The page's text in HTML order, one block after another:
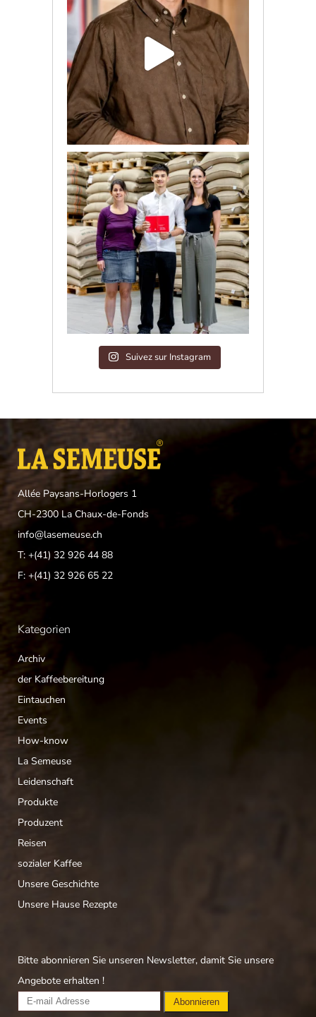
Suivez sur Instagram
Allée Paysans-Horlogers 1
CH-2300 La Chaux-de-Fonds
info@lasemeuse.ch
T: +(41) 32 926 44 88
F: +(41) 32 926 65 22
Kategorien
Archiv
der Kaffeebereitung
Eintauchen
Events
How-know
La Semeuse
Leidenschaft
Produkte
Produzent
Reisen
sozialer Kaffee
Unsere Geschichte
Unsere Hause Rezepte
Bitte abonnieren Sie unseren Newsletter, damit Sie unsere
Angebote erhalten !